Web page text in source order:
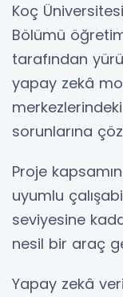
Koç
Bölümü
tarafından
yapay zekâ
sorunlarına
Proje
uyumlu
seviyesine
nesil bir araç
Yapay zekâ